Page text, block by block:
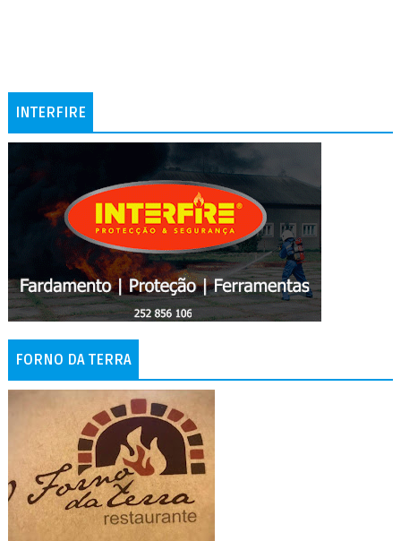
INTERFIRE
FORNO DA TERRA